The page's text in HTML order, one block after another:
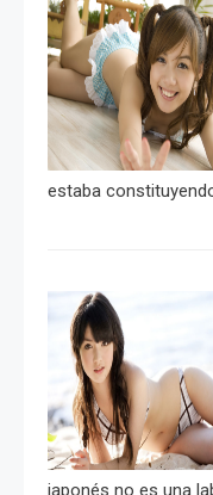
estaba
japonés no es una